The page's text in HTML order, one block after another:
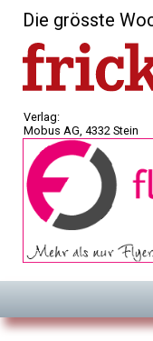
Die grösste
Verlag:
Mobus AG, 4332 Stein